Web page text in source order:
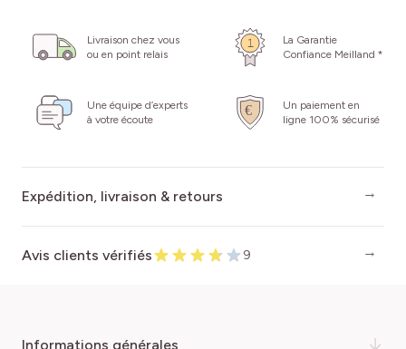
Livraison chez vous
ou en point relais
La Garantie
Confiance Meilland *
Une équipe d’experts
à votre écoute
Un paiement en
ligne 100% sécurisé
Expédition, livraison & retours
Avis clients vérifiés 9
informations générales